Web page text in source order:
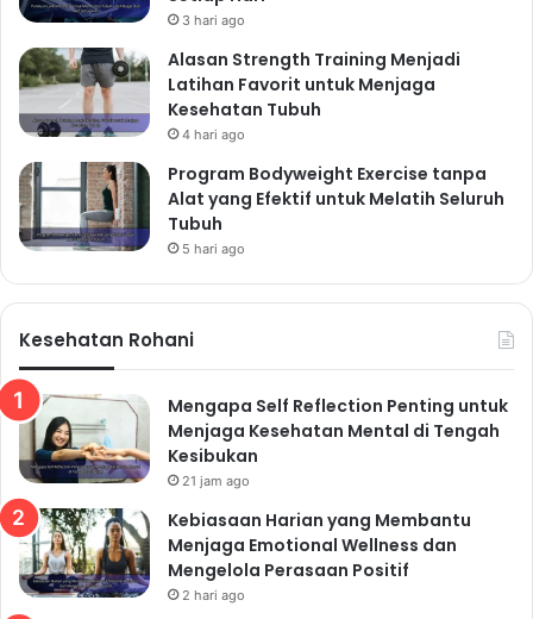
6. Batasi Konsumsi Gula,
Garam, dan Lemak Jenuh:
Pentingnya Pola Makan
Sehat
Konsumsi gula, garam, dan lemak jenuh yang
berlebihan dapat meningkatkan risiko berbagai
kemasandan pilih makanan yang rendah gula, garam,
dan lemak jenuh. Batasi konsumsi makanan olahan
bagian penting dari gaya hidup sehat.
7. Sarapan Sehat: Sumber
Energi di Pagi Hari
Sarapan merupakan makanan penting untuk memulai
hari.Pilih sarapan yang bergizi dan seimbang
seperti oatmeal, roti gandum, telur, atau buah-buahan.
Sarapan sehat memberikan energi dan nutrisi yang
3 hari ago
Alasan Strength Training Menjadi
Latihan Favorit untuk Menjaga
Kesehatan Tubuh
4 hari ago
Program Bodyweight Exercise tanpa
Alat yang Efektif untuk Melatih Seluruh
Tubuh
5 hari ago
Kesehatan Rohani
Mengapa Self Reflection Penting untuk
Menjaga Kesehatan Mental di Tengah
Kesibukan
21 jam ago
Kebiasaan Harian yang Membantu
Menjaga Emotional Wellness dan
Mengelola Perasaan Positif
2 hari ago